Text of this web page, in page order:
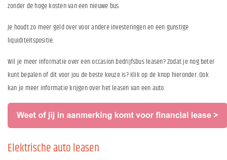
zonder de hoge kosten van een nieuwe bus.
Je houdt zo meer geld over voor andere investeringen en een gunstige
liquiditeitspositie.
Wil je meer informatie over een occasion bedrijfsbus leasen? Zodat je nog beter
kunt bepalen of dit voor jou de beste keuze is? Klik op de knop hieronder. Ook
kan je meer informatie krijgen over het leasen van een auto.
Elektrische auto leasen